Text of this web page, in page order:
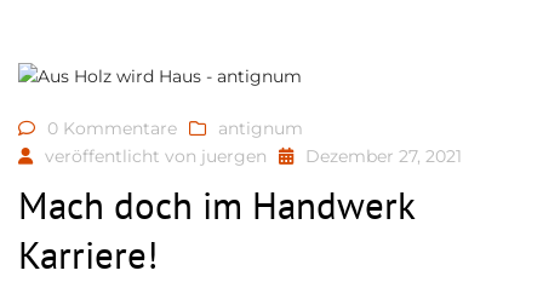
0 Kommentare
antignum
veröffentlicht von juergen Dezember 27, 2021
Mach doch im Handwerk
Karriere!